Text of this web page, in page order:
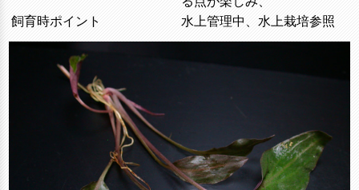
飼育時ポイント
水上管理中、水上栽培参照